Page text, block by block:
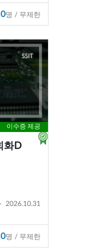
0명 / 무제한
이수증 제공
화D
2026.10.31
0명 / 무제한